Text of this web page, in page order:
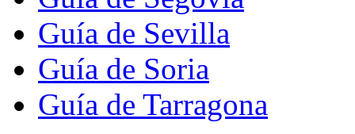
Guía de Sevilla
Guía de Soria
Guía de Tarragona